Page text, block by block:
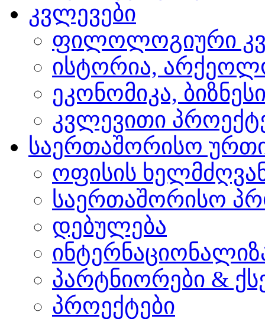
კვლევები
ფილოლოგიური
ისტორია,
ეკონომიკა,
კვლევითი
საერთაშორისო
ოფისის
საერთაშორისო
დებულება
პარტნიორები &
პროექტები